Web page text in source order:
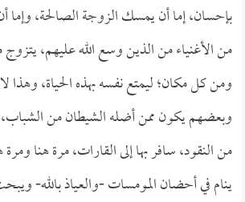
بإحسان، إما أن يمسك الزوجة الصالحة، وإما
من الأغنياء من الذين وسع الله عليهم،
ومن كل مكان؛ ليمتع نفسه بهذه الحياة، وهذا
وبعضهم يكون ممن أضله الشيطان من الشباب،
من النقود، سافر بها إلى القارات، مرة هنا ومرة
ينام في أحضان المومسات -والعياذ بالله-